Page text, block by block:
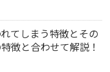
てしまう特徴とその
徴と合わせて解説！